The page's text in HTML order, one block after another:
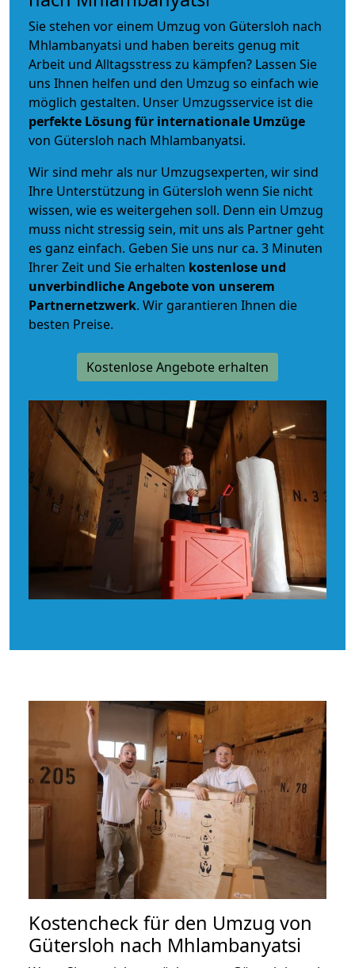
Sie stehen vor einem Umzug von Gütersloh nach
Mhlambanyatsi und haben bereits genug mit
Arbeit und Alltagsstress zu kämpfen? Lassen Sie
uns Ihnen helfen und den Umzug so einfach wie
möglich gestalten. Unser Umzugsservice ist die
perfekte Lösung für internationale Umzüge
von Gütersloh nach Mhlambanyatsi.
Wir sind mehr als nur Umzugsexperten, wir sind
Ihre Unterstützung in Gütersloh wenn Sie nicht
wissen, wie es weitergehen soll. Denn ein Umzug
muss nicht stressig sein, mit uns als Partner geht
es ganz einfach. Geben Sie uns nur ca. 3 Minuten
Ihrer Zeit und Sie erhalten kostenlose und
unverbindlicheAngebote von unserem
Partnernetzwerk. Wir garantieren Ihnen die
besten Preise.
Kostenlose Angebote erhalten
Kostencheck für den Umzug von
Gütersloh nach Mhlambanyatsi